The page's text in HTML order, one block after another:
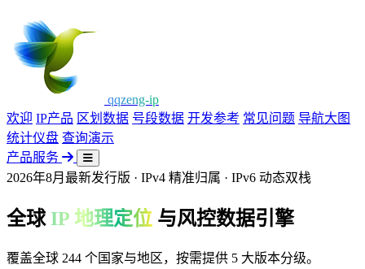
qqzeng-ip
欢迎 IP产品 区划数据 号段数据 开发参考 常见问题 导航大图
统计仪盘 查询演示
产品服务
2026年8月最新发行版 · IPv4 精准归属 · IPv6 动态双栈
全球 IP 地理定位 与风控数据引擎
覆盖全球 244 个国家与地区，按需提供 5 大版本分级。